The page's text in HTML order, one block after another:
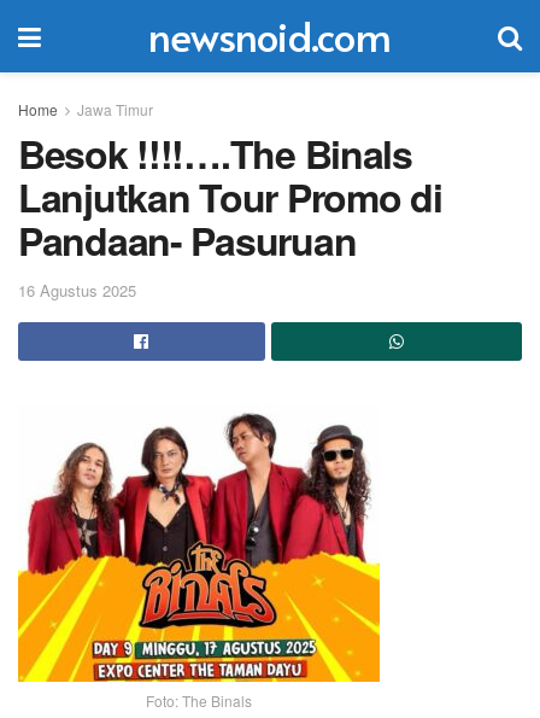
newsnoid.com
Home Jawa Timur
Besok !!!!….The Binals
Lanjutkan Tour Promo di
Pandaan- Pasuruan
16 Agustus 2025
Foto: The Binals